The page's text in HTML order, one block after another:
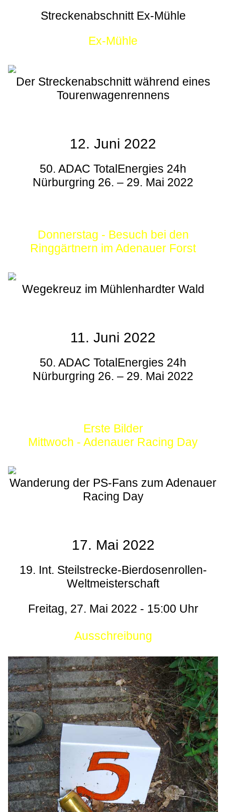
Streckenabschnitt Ex-Mühle
Ex-Mühle
Der Streckenabschnitt während eines
Tourenwagenrennens
12. Juni 2022
50. ADAC TotalEnergies 24h
Nürburgring 26. – 29. Mai 2022
Donnerstag - Besuch bei den
Ringgärtnern im Adenauer Forst
Wegekreuz im Mühlenhardter Wald
11. Juni 2022
50. ADAC TotalEnergies 24h
Nürburgring 26. – 29. Mai 2022
Erste Bilder
Mittwoch - Adenauer Racing Day
Wanderung der PS-Fans zum Adenauer
Racing Day
17. Mai 2022
19. Int. Steilstrecke-Bierdosenrollen-
Weltmeisterschaft
Freitag, 27. Mai 2022 - 15:00 Uhr
Ausschreibung